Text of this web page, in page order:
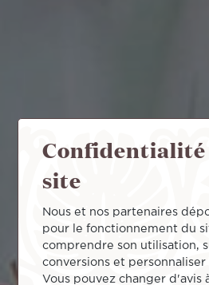
Confidentialité
site
Nous et nos partenaires
pour le fonctionnement du
comprendre son utilisation,
conversions et
Vous pouvez changer d'avis